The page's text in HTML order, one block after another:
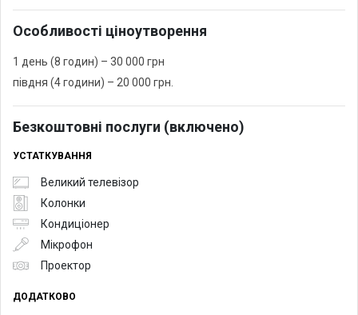
Особливості ціноутворення
1 день (8 годин) – 30 000 грн
півдня (4 години) – 20 000 грн.
Безкоштовні послуги (включено)
УСТАТКУВАННЯ
Великий телевізор
Колонки
Кондиціонер
Мікрофон
Проектор
ДОДАТКОВО